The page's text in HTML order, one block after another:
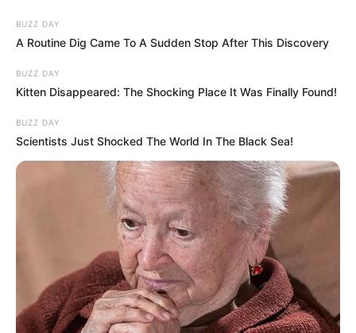
BUZZ DAY
A Routine Dig Came To A Sudden Stop After This Discovery
BUZZ DAY
Kitten Disappeared: The Shocking Place It Was Finally Found!
BUZZ DAY
Scientists Just Shocked The World In The Black Sea!